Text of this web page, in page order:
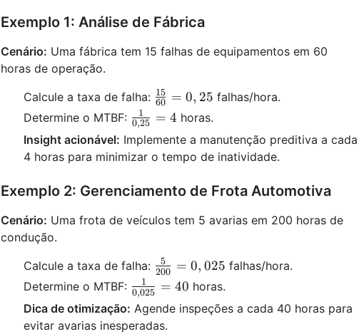
Exemplo 1: Análise de Fábrica
Cenário: Uma fábrica tem 15 falhas de equipamentos em 60
horas de operação.
Calcule a taxa de falha: \frac{15}
{60} =
60
15 = 0, 25 falhas/hora.
Determine o MTBF: \frac{1}
{0,25}
= 4
0,25
1 = 4 horas.
Insight acionável: Implemente a manutenção preditiva a cada
4 horas para minimizar o tempo de inatividade.
Exemplo 2: Gerenciamento de Frota Automotiva
Cenário: Uma frota de veículos tem 5 avarias em 200 horas de
condução.
Calcule a taxa de falha: \frac{5}
{200} =
0,025
200
5 = 0, 025 falhas/hora.
Determine o MTBF: \frac{1}
{0,025}
= 40
0,025
1 = 40 horas.
Dica de otimização: Agende inspeções a cada 40 horas para
evitar avarias inesperadas.